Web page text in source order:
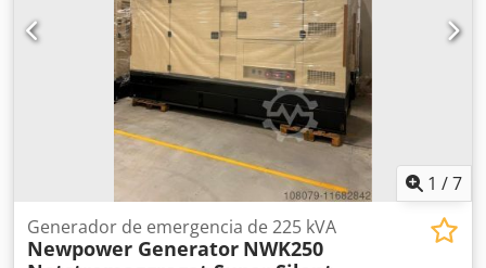
depósito externo) 100 % de carga aproximadamente 7,3 l/h
75 % de carga aproximadamente 5,4 /h 50 % de carga
aproximadamente 3,6 l/h costes adicionales Interruptor
automático 63A: 500€ Interruptor automático 100A: 620€
Envío: - El transporte mundial, incluida la descarga, es
posible por un cargo adicional Dksdpfx Anonkaqhjcer -
Para poder cotizar un precio de flete exacto, por favor
envíenos una solicitud con sus datos y su dirección
1 /7
Generador de emergencia de 225 kVA
Newpower Generator NWK250